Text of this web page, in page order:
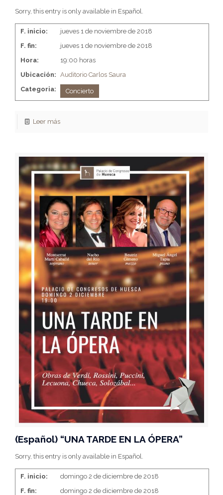
Sorry, this entry is only available in Español.
F. inicio:
jueves 1 de noviembre de 2018
F. fin:
jueves 1 de noviembre de 2018
Hora:
19:00 horas
Ubicación: Auditorio Carlos Saura
Categoria:
Concierto
Leer más
(Español) “UNA TARDE EN LA ÓPERA”
Sorry, this entry is only available in Español.
F. inicio:
domingo 2 de diciembre de 2018
F. fin:
domingo 2 de diciembre de 2018